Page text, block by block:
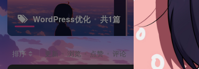
WordPress优化 共1篇
排序 更新 浏览 点赞 评论